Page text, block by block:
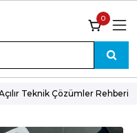
0
Açılır Teknik Çözümler Rehberi